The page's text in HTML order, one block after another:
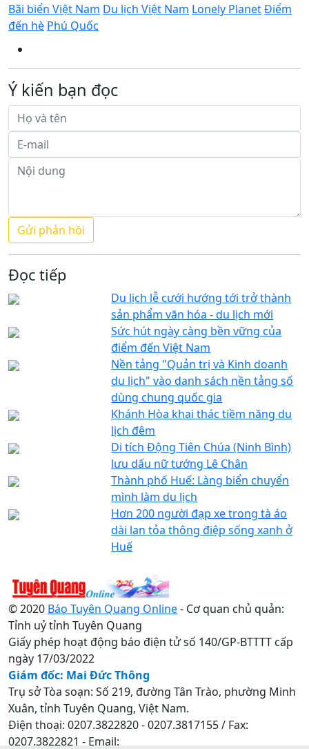
Bãi biển Việt Nam Du lịch Việt Nam Lonely PlanetĐiểm
đến hè Phú Quốc
Ý kiến bạn đọc
Đọc tiếp
Du lịch lễ cưới hướng tới trở thành
sản phẩm văn hóa - du lịch mới
Sức hút ngày càng bền vững của
điểm đến Việt Nam
Nền tảng "Quản trị và Kinh doanh
du lịch" vào danh sách nền tảng số
dùng chung quốc gia
Khánh Hòa khai thác tiềm năng du
lịch đêm
Di tích Động Tiên Chúa (Ninh Bình)
lưu dấu nữ tướng Lê Chân
Thành phố Huế: Làng biển chuyển
mình làm du lịch
Hơn 200 người đạp xe trong tà áo
dài lan tỏa thông điệp sống xanh ở
Huế
© 2020 Báo Tuyên Quang Online- Cơ quan chủ quản:
Tỉnh uỷ tỉnh Tuyên Quang
Giấy phép hoạt động báo điện tử số 140/GP-BTTTT cấp
ngày 17/03/2022
Giám đốc: Mai Đức Thông
Trụ sở Tòa soạn: Số 219, đường Tân Trào, phường Minh
Xuân, tỉnh Tuyên Quang, Việt Nam.
Điện thoại: 0207.3822820 - 0207.3817155 / Fax:
0207.3822821 - Email: